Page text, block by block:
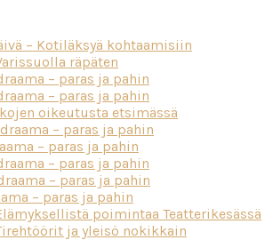
– Kotiläksyä kohtaamisiin
räpäten
– paras ja pahin
– paras ja pahin
oikeutusta etsimässä
– paras ja pahin
– paras ja pahin
– paras ja pahin
– paras ja pahin
– paras ja pahin
poimintaa Teatterikesässä
ja yleisö nokikkain